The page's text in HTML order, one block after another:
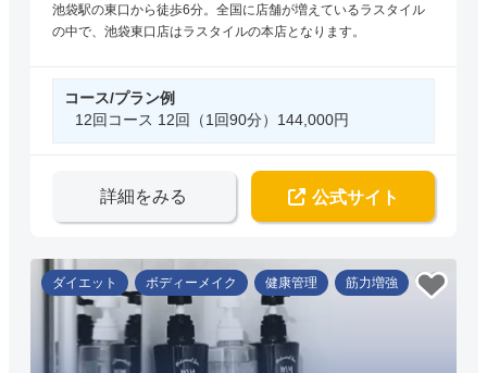
池袋駅の東口から徒歩6分。全国に店舗が増えているラスタイル
の中で、池袋東口店はラスタイルの本店となります。
コース/プラン例
12回コース 12回（1回90分）144,000円
詳細をみる 公式サイト
ダイエット ボディーメイク 健康管理 筋力増強